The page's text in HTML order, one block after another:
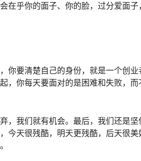
在乎你的面子、你的脸，过分爱面
你要清楚自己的身份，就是一个创
，你每天要面对的是困难和失败，
，我们就有机会。最后，我们还是
今天很残酷，明天更残酷，后天很